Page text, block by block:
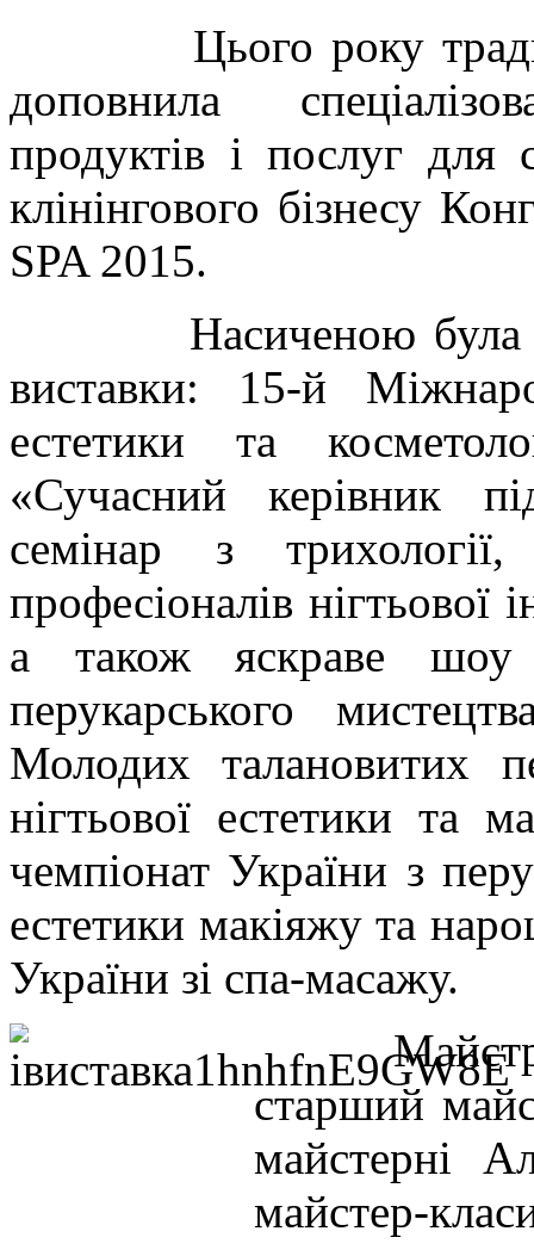
Цього року
доповнила
продуктів і послуг для
клінінгового бізнесу
SPA 2015.
Насиченою була
виставки: 15-й
естетики та
«Сучасний керівник
семінар з
професіоналів нігтьової
а також яскраве шоу
перукарського
Молодих талановитих
нігтьової естетики та
чемпіонат України з
естетики макіяжу та
України зі спа-масажу.
старший
майстерні
майстер-